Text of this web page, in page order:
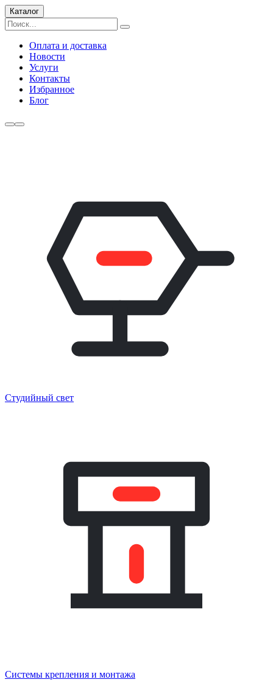
Каталог
Оплата и доставка
Новости
Услуги
Контакты
Избранное
Блог
Студийный свет
Системы крепления и монтажа